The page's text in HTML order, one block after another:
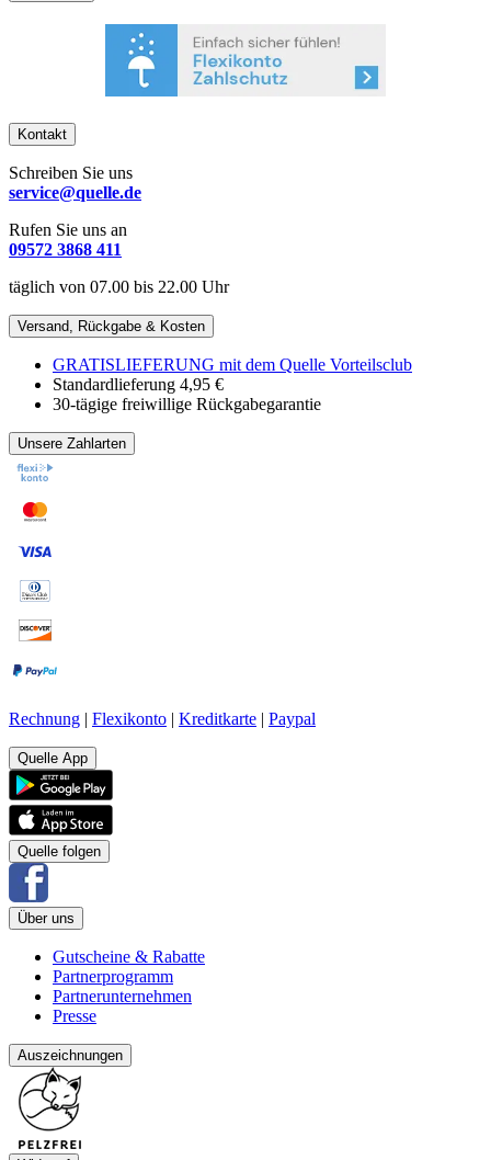
Kontakt
Schreiben Sie uns
service@quelle.de
Rufen Sie uns an
09572 3868 411
täglich von 07.00 bis 22.00 Uhr
Versand, Rückgabe & Kosten
GRATISLIEFERUNG mit dem Quelle Vorteilsclub
Standardlieferung 4,95 €
30-tägige freiwillige Rückgabegarantie
Unsere Zahlarten
Rechnung | Flexikonto | Kreditkarte | Paypal
Quelle App
Quelle folgen
Über uns
Gutscheine & Rabatte
Partnerprogramm
Partnerunternehmen
Presse
Auszeichnungen